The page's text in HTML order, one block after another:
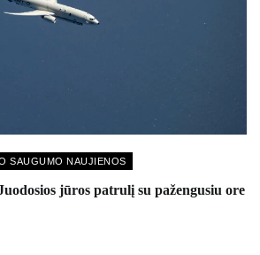
SAUGUMO NAUJIENOS
jūros patrulį su pažengusiu ore